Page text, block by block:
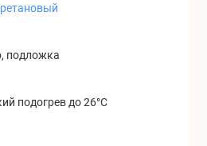
подложка
подогрев до 26°C